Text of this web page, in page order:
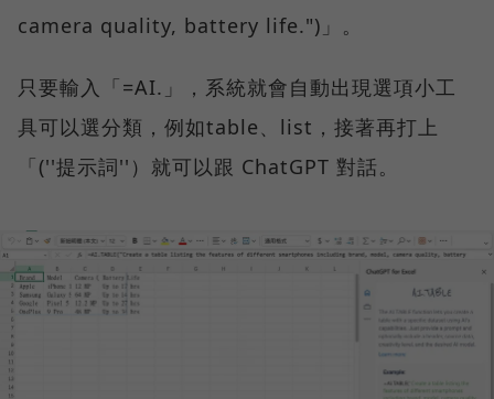
camera quality, battery life.")」。
只要輸入「=AI.」，系統就會自動出現選項小工
具可以選分類，例如table、list，接著再打上
「(''提示詞''）就可以跟 ChatGPT 對話。